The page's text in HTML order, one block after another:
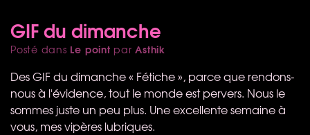
GIF du dimanche
Posté dans Le point parAsthik
DesGIFdu dimanche « Fétiche », parce que rendons-
nous à l'évidence, tout le monde est pervers. Nous le
sommes juste un peu plus. Une excellente semaine à
vous, mes vipères lubriques.